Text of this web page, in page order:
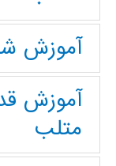
آموزش
آموزش
متلب